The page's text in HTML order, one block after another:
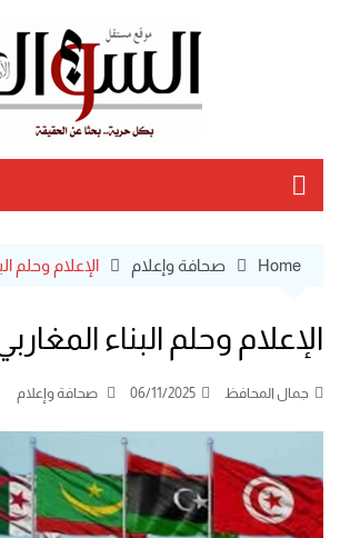
Home صحافة وإعلام الإعلام وحلم
الإعلام وحلم البناء
جمال المحافظ 06/11/2025 صحافة وإعلام